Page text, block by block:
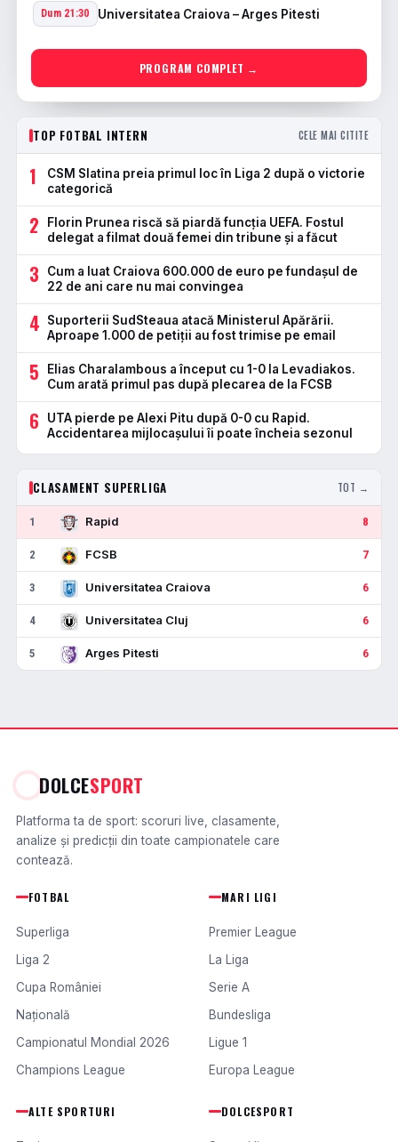
Dum 21:30 Universitatea Craiova – Arges Pitesti
PROGRAM COMPLET →
TOP FOTBAL INTERN CELE MAI CITITE
1
CSM Slatina preia primul loc în Liga 2 după o victorie
categorică
2
Florin Prunea riscă să piardă funcția UEFA. Fostul
delegat a filmat două femei din tribune și a făcut
3
Cum a luat Craiova 600.000 de euro pe fundașul de
22 de ani care nu mai convingea
4
Suporterii SudSteaua atacă Ministerul Apărării.
Aproape 1.000 de petiții au fost trimise pe email
5
Elias Charalambous a început cu 1-0 la Levadiakos.
Cum arată primul pas după plecarea de la FCSB
6
UTA pierde pe Alexi Pitu după 0-0 cu Rapid.
Accidentarea mijlocașului îi poate încheia sezonul
CLASAMENT SUPERLIGA TOT →
1 Rapid 8
2 FCSB 7
3 Universitatea Craiova 6
4 Universitatea Cluj 6
5 Arges Pitesti 6
DOLCESPORT
Platforma ta de sport: scoruri live, clasamente,
analize și predicții din toate campionatele care
contează.
FOTBAL
Superliga
Liga 2
Cupa României
Națională
Campionatul Mondial 2026
Champions League
MARI LIGI
Premier League
La Liga
Serie A
Bundesliga
Ligue 1
Europa League
ALTE SPORTURI DOLCESPORT